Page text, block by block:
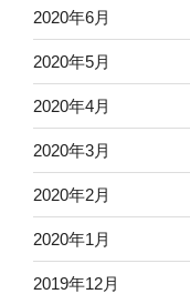
2020年6月
2020年5月
2020年4月
2020年3月
2020年2月
2020年1月
2019年12月